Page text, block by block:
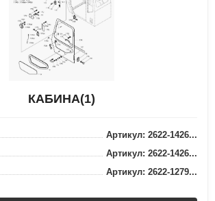
КАБИНА(1)
Артикул: 2622-1426...
Артикул: 2622-1426...
Артикул: 2622-1279...